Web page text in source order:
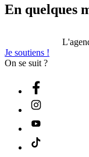
En quelques
Je soutiens !
On se suit ?